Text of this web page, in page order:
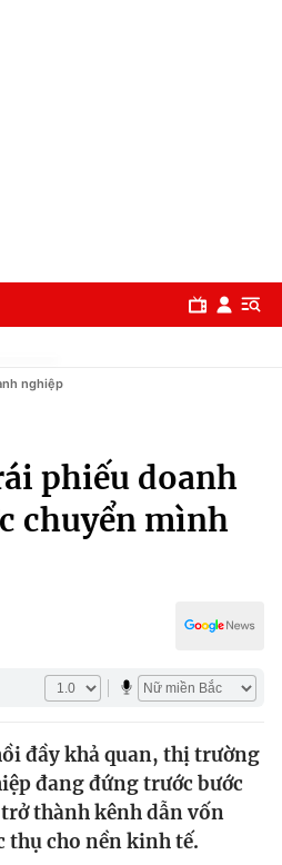
nghiệp
phiếu doanh
chuyển mình
đầy khả quan, thị trường
đang đứng trước bước
thành kênh dẫn vốn
thụ cho nền kinh tế.